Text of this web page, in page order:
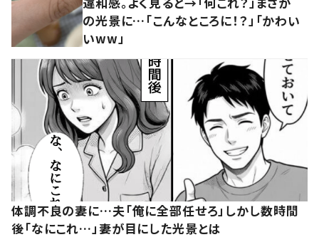
の光景に…「こんなところに！？」「かわい
いww」
体調不良の妻に…夫「俺に全部任せろ」しかし数時間
後「なにこれ…」妻が目にした光景とは